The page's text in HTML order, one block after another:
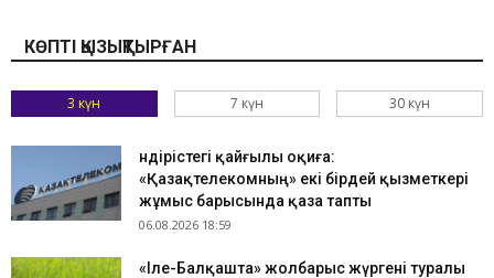
КӨПТІ ҚЫЗЫҚТЫРҒАН
3 күн 7 күн 30 күн
Өндірістегі қайғылы оқиға:
«Қазақтелекомның» екі бірдей қызметкері
жұмыс барысында қаза тапты
06.08.2026 18:59
«Іле-Балқашта» жолбарыс жүргені туралы